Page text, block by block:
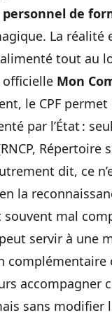
de
La réalité
tout au
Mon
le CPF
par l’État :
dit, ce
la
mal
servir à une
complémentaire
sans modifier